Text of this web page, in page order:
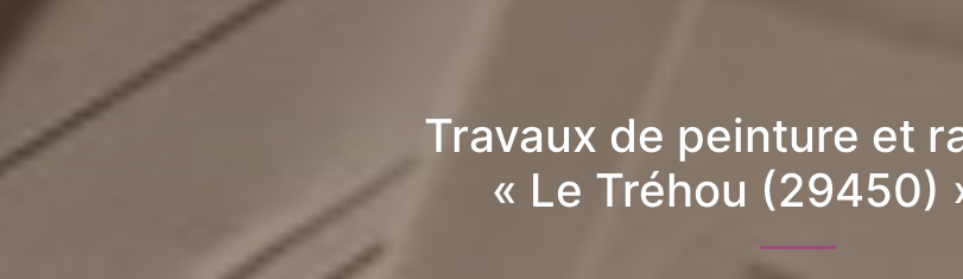
Travaux de peinture et
« Le Tréhou (29450)